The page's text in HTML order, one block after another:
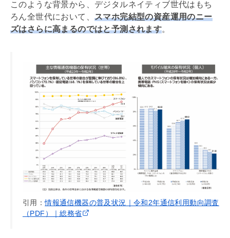
このような背景から、デジタルネイティブ世代はもち
ろん全世代において、 スマホ完結型の資産運用のニー
ズはさらに高まるのではと予測されます。
引用：情報通信機器の普及状況｜令和2年通信利用動向調査
（PDF）｜総務省